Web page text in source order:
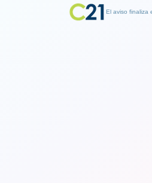
El aviso finaliza